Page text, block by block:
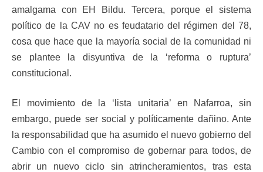
amalgama con EH Bildu. Tercera, porque el sistema
político de la CAV no es feudatario del régimen del 78,
cosa que hace que la mayoría social de la comunidad ni
se plantee la disyuntiva de la ‘reforma o ruptura’
constitucional.
El movimiento de la ‘lista unitaria’ en Nafarroa, sin
embargo, puede ser social y políticamente dañino. Ante
la responsabilidad que ha asumido el nuevo gobierno del
Cambio con el compromiso de gobernar para todos, de
abrir un nuevo ciclo sin atrincheramientos, tras esta